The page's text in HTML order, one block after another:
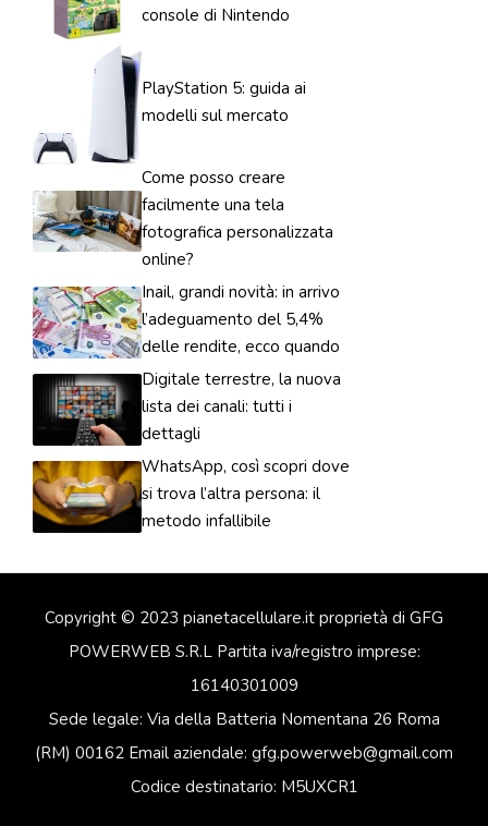
console di Nintendo
PlayStation 5: guida ai
modelli sul mercato
Come posso creare
facilmente una tela
fotografica personalizzata
online?
Inail, grandi novità: in arrivo
l’adeguamento del 5,4%
delle rendite, ecco quando
Digitale terrestre, la nuova
lista dei canali: tutti i
dettagli
WhatsApp, così scopri dove
si trova l’altra persona: il
metodo infallibile
Copyright © 2023 pianetacellulare.it proprietà di GFG
POWERWEB S.R.L Partita iva/registro imprese:
16140301009
Sede legale: Via della Batteria Nomentana 26 Roma
(RM) 00162 Email aziendale: gfg.powerweb@gmail.com
Codice destinatario: M5UXCR1